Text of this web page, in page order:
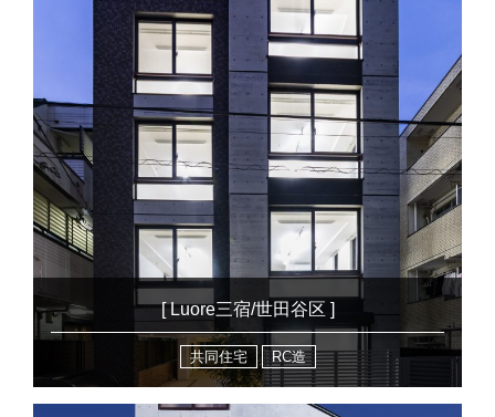
[ Luore三宿/世田谷区 ]
共同住宅 RC造